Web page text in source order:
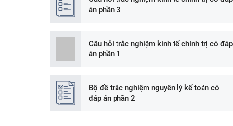
án phần 3
Câu hỏi trắc nghiệm kinh tế chính trị có đáp
án phần 1
Bộ đề trắc nghiệm nguyên lý kế toán có
đáp án phần 2